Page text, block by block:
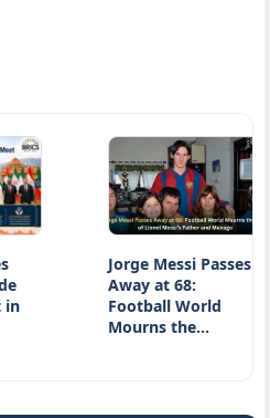
Jorge Messi Passes
Away at 68:
Football World
Mourns the…